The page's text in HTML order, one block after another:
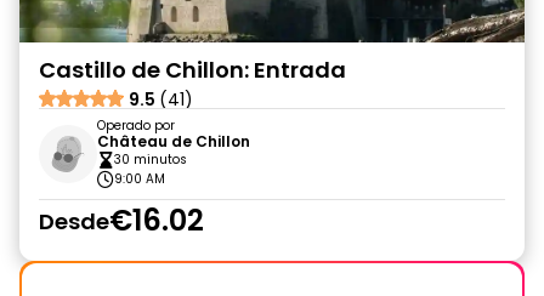
Castillo de Chillon: Entrada
9.5 (41)
Operado por
Château de Chillon
30 minutos
9:00 AM
Desde€16.02